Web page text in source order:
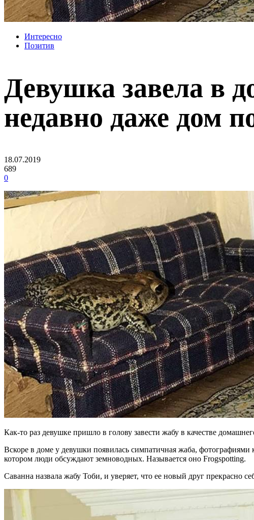
Интересно
Позитив
Девушка завела в
недавно даже дом
18.07.2019
689
0
Как-то раз девушке пришло в голову завести жабу в качестве
Вскоре в доме у девушки появилась симпатичная жаба, фотографиями
котором люди обсуждают земноводных. Называется оно Frogspotting.
Саванна назвала жабу Тоби, и уверяет, что ее новый друг прекрасно